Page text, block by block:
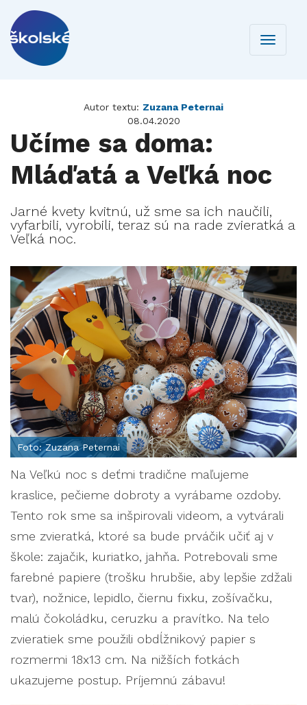
Toggle
Autor textu: Zuzana Peternai
08.04.2020
Učíme sa doma:
Mláďatá a Veľká noc
Jarné kvety kvitnú, už sme sa ich naučili,
vyfarbili, vyrobili, teraz sú na rade zvieratká a
Veľká noc.
Foto: Zuzana Peternai
Na Veľkú noc s deťmi tradične maľujeme
kraslice, pečieme dobroty a vyrábame ozdoby.
Tento rok sme sa inšpirovali videom, a vytvárali
sme zvieratká, ktoré sa bude prváčik učiť aj v
škole: zajačik, kuriatko, jahňa. Potrebovali sme
farebné papiere (trošku hrubšie, aby lepšie zdžali
tvar), nožnice, lepidlo, čiernu fixku, zošívačku,
malú čokoládku, ceruzku a pravítko. Na telo
zvieratiek sme použili obdĺžnikový papier s
rozmermi 18x13 cm. Na nižších fotkách
ukazujeme postup. Príjemnú zábavu!